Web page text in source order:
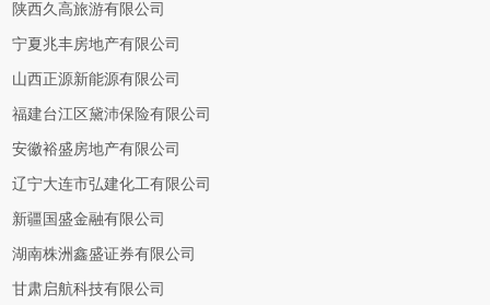
陕西久高旅游有限公司
宁夏兆丰房地产有限公司
山西正源新能源有限公司
福建台江区黛沛保险有限公司
安徽裕盛房地产有限公司
辽宁大连市弘建化工有限公司
新疆国盛金融有限公司
湖南株洲鑫盛证券有限公司
甘肃启航科技有限公司